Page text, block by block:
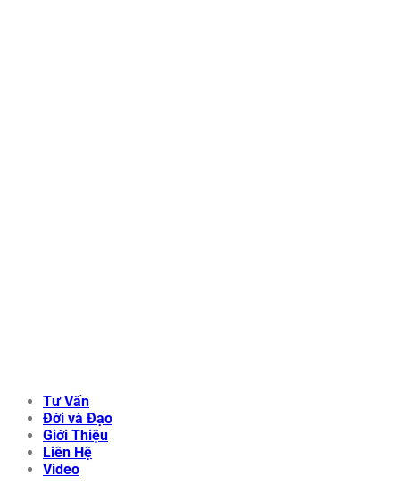
Tư Vấn
Đời và Đạo
Giới Thiệu
Liên Hệ
Video